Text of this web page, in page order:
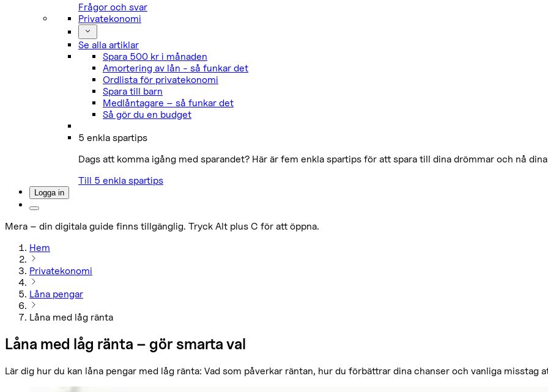
Frågor och svar
Privatekonomi
Se alla artiklar
Spara 500 kr i månaden
Amortering av lån - så funkar det
Ordlista för privatekonomi
Spara till barn
Medlåntagare – så funkar det
Så gör du en budget
5 enkla spartips
Dags att komma igång med sparandet? Här är fem enkla spartips för att spara till dina drömmar och nå
Till 5 enkla spartips
Logga in
Mera – din digitala guide finns tillgänglig. Tryck Alt plus C för att öppna.
Hem
Privatekonomi
Låna pengar
Låna med låg ränta
Låna med låg ränta – gör smarta val
Lär dig hur du kan låna pengar med låg ränta: Vad som påverkar räntan, hur du förbättrar dina chanser och vanliga misstag